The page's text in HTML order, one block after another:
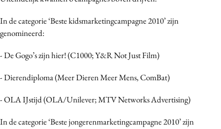
In de categorie ‘Beste kidsmarketingcampagne 2010’ zijn
genomineerd:
- De Gogo’s zijn hier! (C1000; Y&R Not Just Film)
- Dierendiploma (Meer Dieren Meer Mens, ComBat)
- OLA IJstijd (OLA/Unilever; MTV Networks Advertising)
In de categorie ‘Beste jongerenmarketingcampagne 2010’ zijn